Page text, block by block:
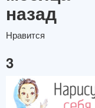
назад
Нравится
3